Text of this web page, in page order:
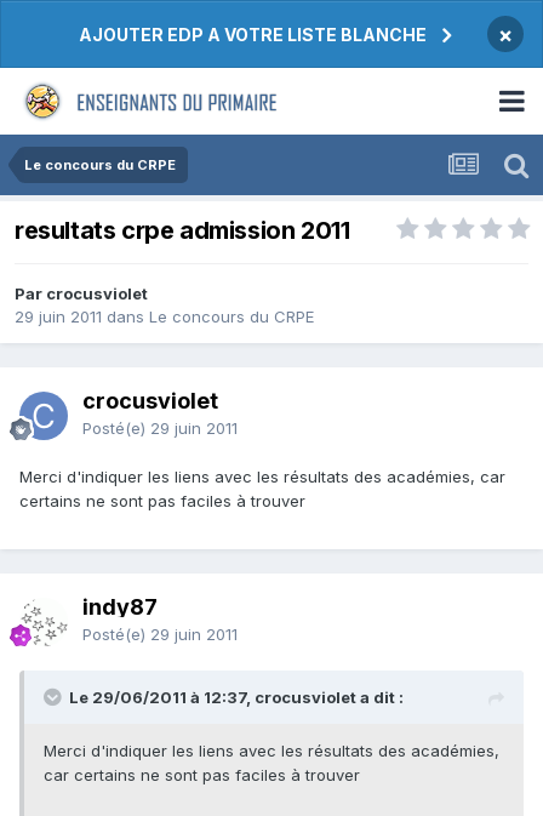
AJOUTER EDP A VOTRE LISTE BLANCHE ×
Le concours du CRPE
resultats crpe admission 2011
Par crocusviolet
29 juin 2011 dans Le concours du CRPE
crocusviolet
Posté(e) 29 juin 2011
Merci d'indiquer les liens avec les résultats des académies, car
certains ne sont pas faciles à trouver
indy87
Posté(e) 29 juin 2011
Le 29/06/2011 à 12:37, crocusviolet a dit :
Merci d'indiquer les liens avec les résultats des académies,
car certains ne sont pas faciles à trouver